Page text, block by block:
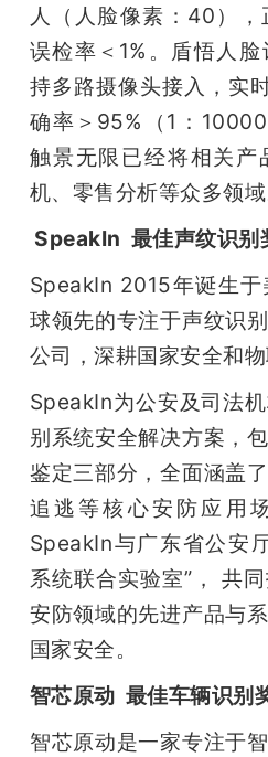
人（人脸像素：40），
误检率＜1%。盾悟人
持多路摄像头接入，实
确率＞95%（1：
触景无限已经将相关产
机、零售分析等众多领域
SpeakIn  最佳声纹识别
SpeakIn 2015年诞生
球领先的专注于声纹识
公司，深耕国家安全和物
SpeakIn为公安及司法
别系统安全解决方案，
鉴定三部分，全面涵盖
追逃等核心安防应用
SpeakIn与广东省公安
系统联合实验室”， 共
安防领域的先进产品与
国家安全。
智芯原动  最佳车辆识别
智芯原动是一家专注于